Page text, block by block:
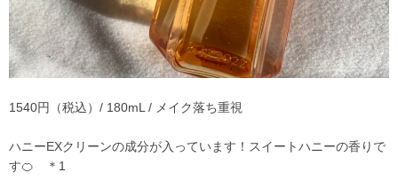
1540円（税込）/ 180mL / メイク落ち重視
ハニーEXクリーンの成分が入っています！スイートハニーの香りで
す🍊 ＊1